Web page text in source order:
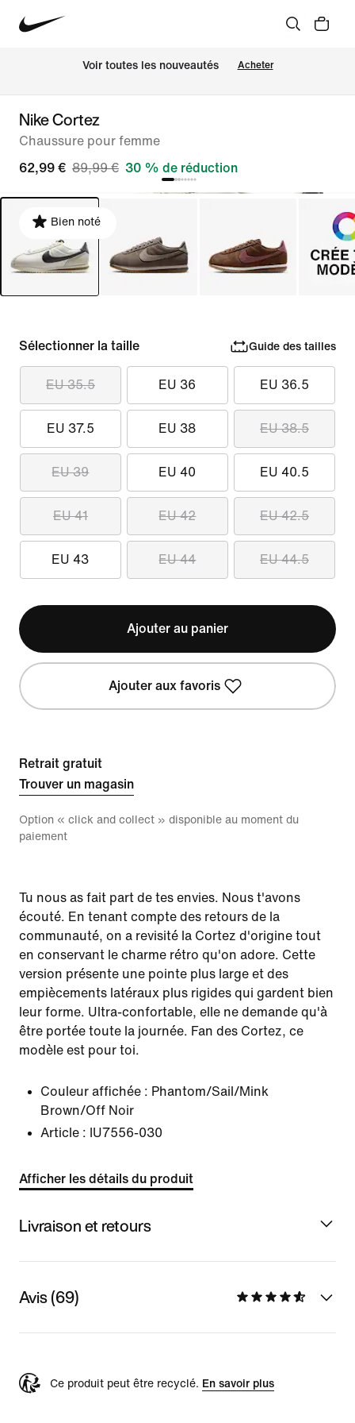
Voir toutes les nouveautés Acheter
Nike Cortez
Chaussure pour femme
62,99 € 89,99 € 30 % de réduction
Bien noté
Sélectionner la taille Guide des tailles
EU 35.5 EU 36 EU 36.5
EU 37.5 EU 38 EU 38.5
EU 39 EU 40 EU 40.5
EU 41 EU 42 EU 42.5
EU 43 EU 44 EU 44.5
Ajouter au panier
Ajouter aux favoris
Retrait gratuit
Trouver un magasin
Option « click and collect » disponible au moment du
paiement
Tu nous as fait part de tes envies. Nous t'avons
écouté. En tenant compte des retours de la
communauté, on a revisité la Cortez d'origine tout
en conservant le charme rétro qu'on adore. Cette
version présente une pointe plus large et des
empiècements latéraux plus rigides qui gardent bien
leur forme. Ultra-confortable, elle ne demande qu'à
être portée toute la journée. Fan des Cortez, ce
modèle est pour toi.
Couleur affichée : Phantom/Sail/Mink
Brown/Off Noir
Article : IU7556-030
Afficher les détails du produit
Livraison et retours
Avis (69)
Ce produit peut être recyclé. En savoir plus